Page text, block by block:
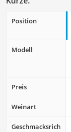
Position
Modell
Preis
Weinart
Geschmacksrich